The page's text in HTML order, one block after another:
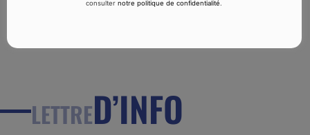
LETTRED’INFO
consulternotre politique de confidentialité